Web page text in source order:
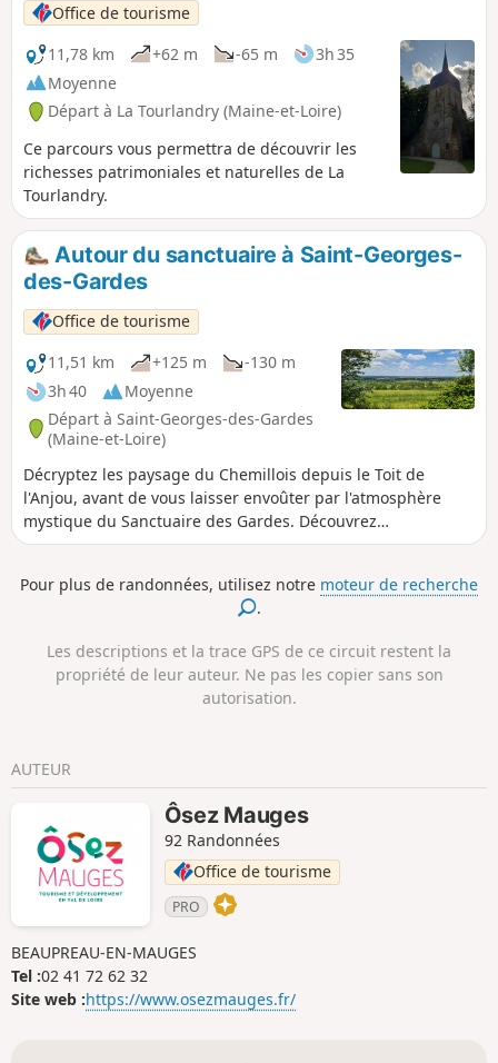
Office de tourisme
11,78 km
+62 m -65 m
3h 35
Moyenne
Départ à La Tourlandry (Maine-et-Loire)
Ce parcours vous permettra de découvrir les
richesses patrimoniales et naturelles de La
Tourlandry.
Autour du sanctuaire à Saint-Georges-
des-Gardes
Office de tourisme
11,51 km
+125 m
-130 m
3h 40
Moyenne
Départ à Saint-Georges-des-Gardes
(Maine-et-Loire)
Décryptez les paysage du Chemillois depuis le Toit de
l'Anjou, avant de vous laisser envoûter par l'atmosphère
mystique du Sanctuaire des Gardes. Découvrez
l'incontournable Planche Grelet et le Jardin des Chirons sur
Pour plus de randonnées, utilisez notre moteur de recherche
.
Les descriptions et la trace GPS de ce circuit restent la
propriété de leur auteur. Ne pas les copier sans son
autorisation.
AUTEUR
Ôsez Mauges
92 Randonnées
Office de tourisme
PRO
BEAUPREAU-EN-MAUGES
Tel :02 41 72 62 32
Site web :https://www.osezmauges.fr/